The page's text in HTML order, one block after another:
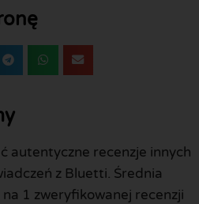
autentyczne recenzje innych
z Bluetti. Średnia
1 zweryfikowanej recenzji